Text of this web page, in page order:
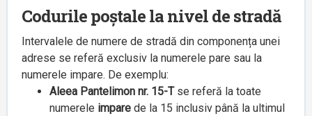
Codurile poștale la nivel de stradă
Intervalele de numere de stradă din componența unei
adrese se referă exclusiv la numerele pare sau la
numerele impare. De exemplu:
Aleea Pantelimon nr. 15-Tse referă la toate
numerele impare de la 15 inclusiv până la ultimul